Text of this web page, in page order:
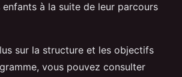
à la suite de leur parcours
sur la structure et les objectifs
vous pouvez consulter